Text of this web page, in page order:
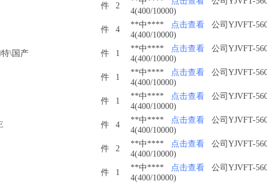
件 2
4(400/10000)
件 4
**中**** 点击查看
公司YJVFT-
4(400/10000)
\国产 件 1
**中**** 点击查看
公司YJVFT-
4(400/10000)
件 1
**中**** 点击查看
公司YJVFT-
4(400/10000)
件 1
**中**** 点击查看
公司YJVFT-
4(400/10000)
件 4
**中**** 点击查看
公司YJVFT-
4(400/10000)
件 2
**中**** 点击查看
公司YJVFT-
4(400/10000)
件 1
**中**** 点击查看
公司YJVFT-
4(400/10000)